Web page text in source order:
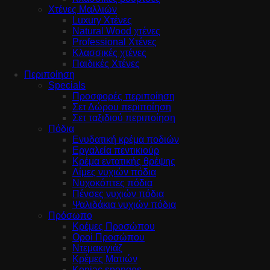
Χτένες Μαλλιών
Luxury Χτένες
Natural Wood χτένες
Professional Χτένες
Κλασσικές χτένες
Παιδικές Χτένες
Περιποίηση
Specials
Προσφορές περιποίηση
Σετ Δώρου περιποίηση
Σετ ταξιδιού περιποίηση
Πόδια
Ενυδατική κρέμα ποδιών
Εργαλεία πεντικιούρ
Κρέμα εντατικής θρέψης
Λίμες νυχιών πόδια
Νυχοκόπτες πόδια
Πένσες νυχιών πόδια
Ψαλιδάκια νυχιών πόδια
Πρόσωπο
Κρέμες Προσώπου
Οροί Προσώπου
Ντεμακιγιάζ
Κρέμες Ματιών